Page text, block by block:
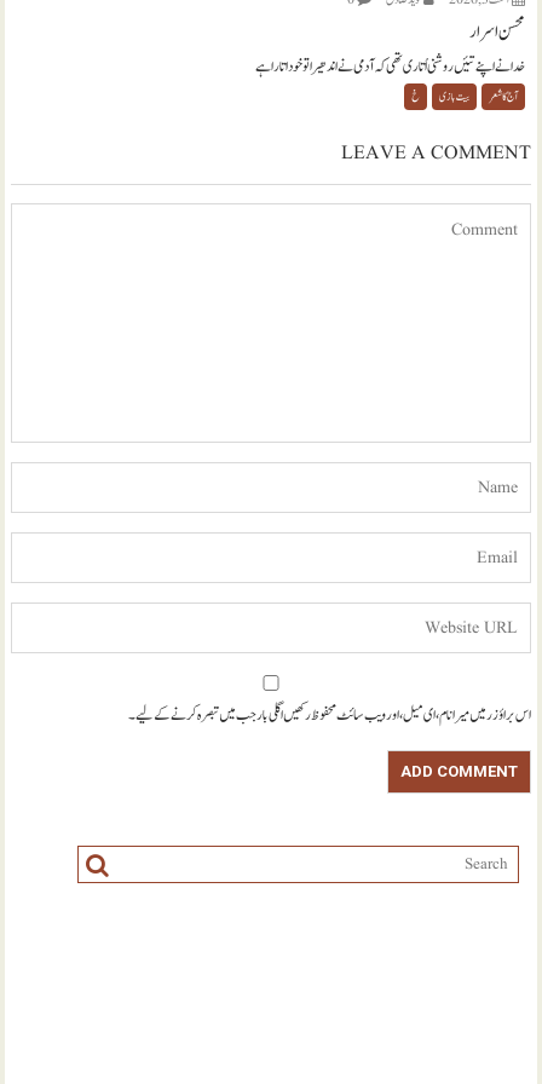
محسن اسرار
خدا نے اپنے تئیں روشنی اُتاری تھی کہ آدمی نے اندھیرا تو خود اتارا ہے
آج کا شعر بیت بازی خ
LEAVE A COMMENT
اس براؤزر میں میرا نام، ای میل، اور ویب سائٹ محفوظ رکھیں اگلی بار جب میں تبصرہ کرنے کےلیے۔